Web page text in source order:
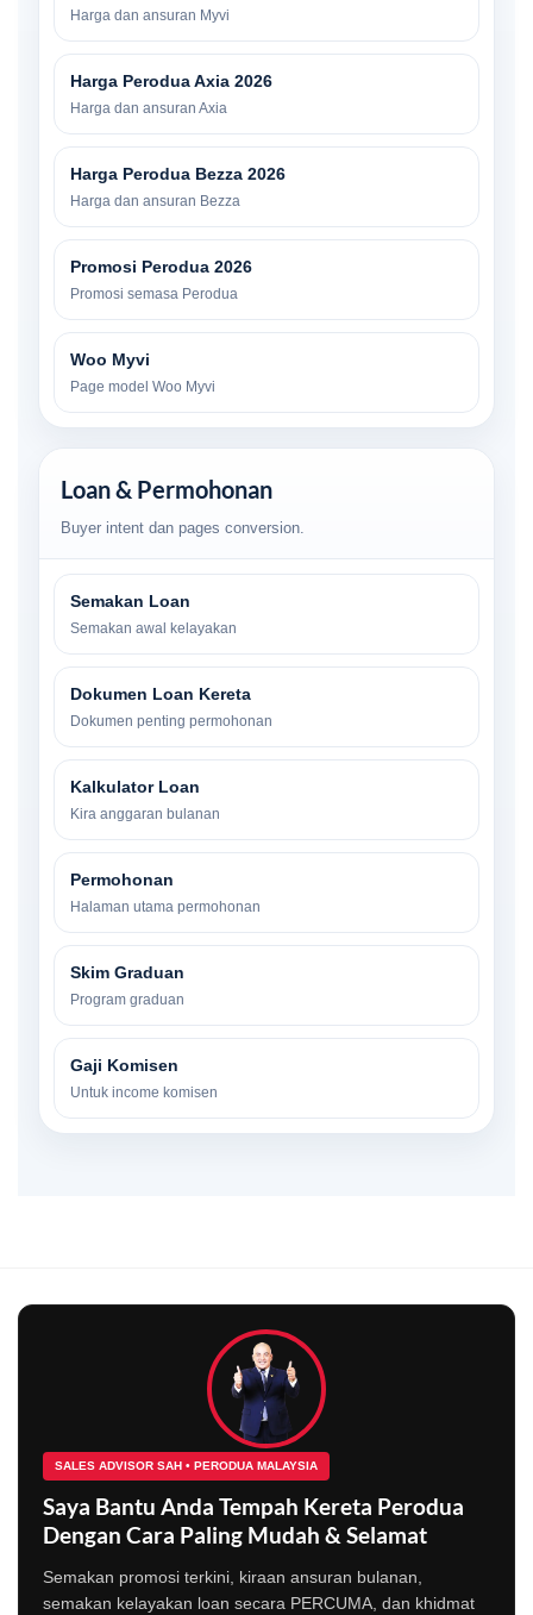
Harga dan ansuran Myvi
Harga Perodua Axia 2026
Harga dan ansuran Axia
Harga Perodua Bezza 2026
Harga dan ansuran Bezza
Promosi Perodua 2026
Promosi semasa Perodua
Woo Myvi
Page model Woo Myvi
Loan & Permohonan
Buyer intent dan pages conversion.
Semakan Loan
Semakan awal kelayakan
Dokumen Loan Kereta
Dokumen penting permohonan
Kalkulator Loan
Kira anggaran bulanan
Permohonan
Halaman utama permohonan
Skim Graduan
Program graduan
Gaji Komisen
Untuk income komisen
SALES ADVISOR SAH • PERODUA MALAYSIA
Saya Bantu Anda Tempah Kereta Perodua
Dengan Cara Paling Mudah & Selamat
Semakan promosi terkini, kiraan ansuran bulanan,
semakan kelayakan loan secara PERCUMA, dan khidmat